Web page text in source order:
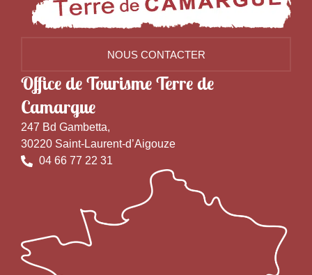
NOUS CONTACTER
Office de Tourisme Terre de
Camargue
247 Bd Gambetta,
30220 Saint-Laurent-d’Aigouze
04 66 77 22 31